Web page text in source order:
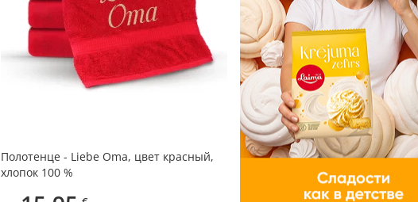
Полотенце - Liebe Oma, цвет красный,
хлопок 100 %